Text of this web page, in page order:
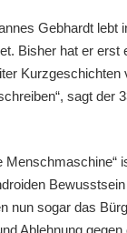
Gebhardt
Bisher hat er
sagt der
nun sogar das